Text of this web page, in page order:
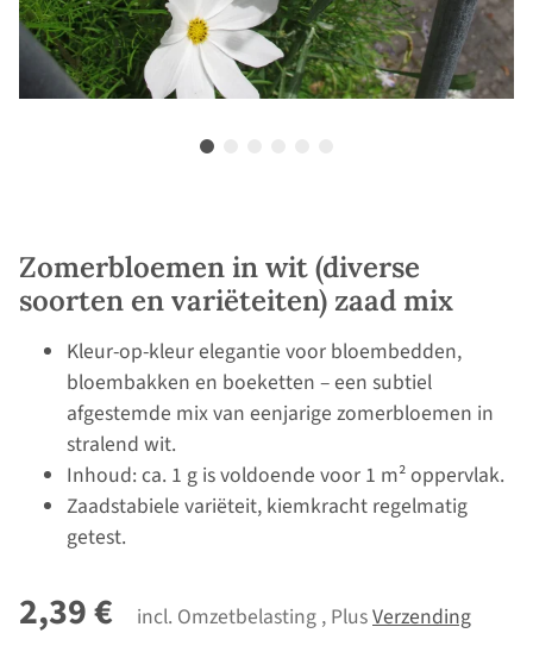
Zomerbloemen in wit (diverse
soorten en variëteiten) zaad mix
Kleur-op-kleur elegantie voor bloembedden,
bloembakken en boeketten – een subtiel
afgestemde mix van eenjarige zomerbloemen in
stralend wit.
Inhoud: ca. 1 g is voldoende voor 1 m² oppervlak.
Zaadstabiele variëteit, kiemkracht regelmatig
getest.
2,39 € incl. Omzetbelasting , PlusVerzending